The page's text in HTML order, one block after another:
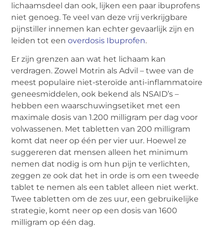
lichaamsdeel dan ook, lijken een paar ibuprofens
niet genoeg. Te veel van deze vrij verkrijgbare
pijnstiller innemen kan echter gevaarlijk zijn en
leiden tot eenoverdosis Ibuprofen.
Er zijn grenzen aan wat het lichaam kan
verdragen. Zowel Motrin als Advil – twee van de
meest populaire niet-steroïde anti-inflammatoire
geneesmiddelen, ook bekend als NSAID’s –
hebben een waarschuwingsetiket met een
maximale dosis van 1.200 milligram per dag voor
volwassenen. Met tabletten van 200 milligram
komt dat neer op één per vier uur. Hoewel ze
suggereren dat mensen alleen het minimum
nemen dat nodig is om hun pijn te verlichten,
zeggen ze ook dat het in orde is om een tweede
tablet te nemen als een tablet alleen niet werkt.
Twee tabletten om de zes uur, een gebruikelijke
strategie, komt neer op een dosis van 1600
milligram op één dag.